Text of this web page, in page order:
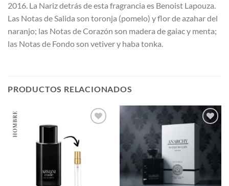
2016. La Nariz detrás de esta fragrancia es Benoist Lapouza.
Las Notas de Salida son toronja (pomelo) y flor de azahar del
naranjo; las Notas de Corazón son madera de gaiac y menta;
las Notas de Fondo son vetiver y haba tonka.
PRODUCTOS RELACIONADOS
A LA
LISTA
DESEOS
LISTA